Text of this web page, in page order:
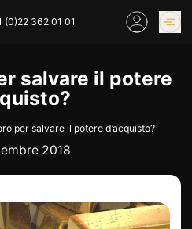
(0)22 362 01 01
ONLINE
COMPRO LATTA
salvare il potere
per salvare il potere d’acquisto?
2018